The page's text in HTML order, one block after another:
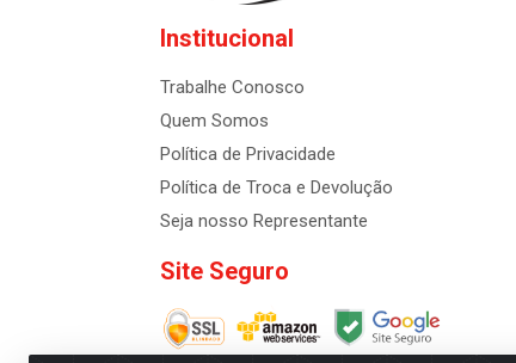
Institucional
Trabalhe Conosco
Quem Somos
Política de Privacidade
Política de Troca e Devolução
Seja nosso Representante
Site Seguro